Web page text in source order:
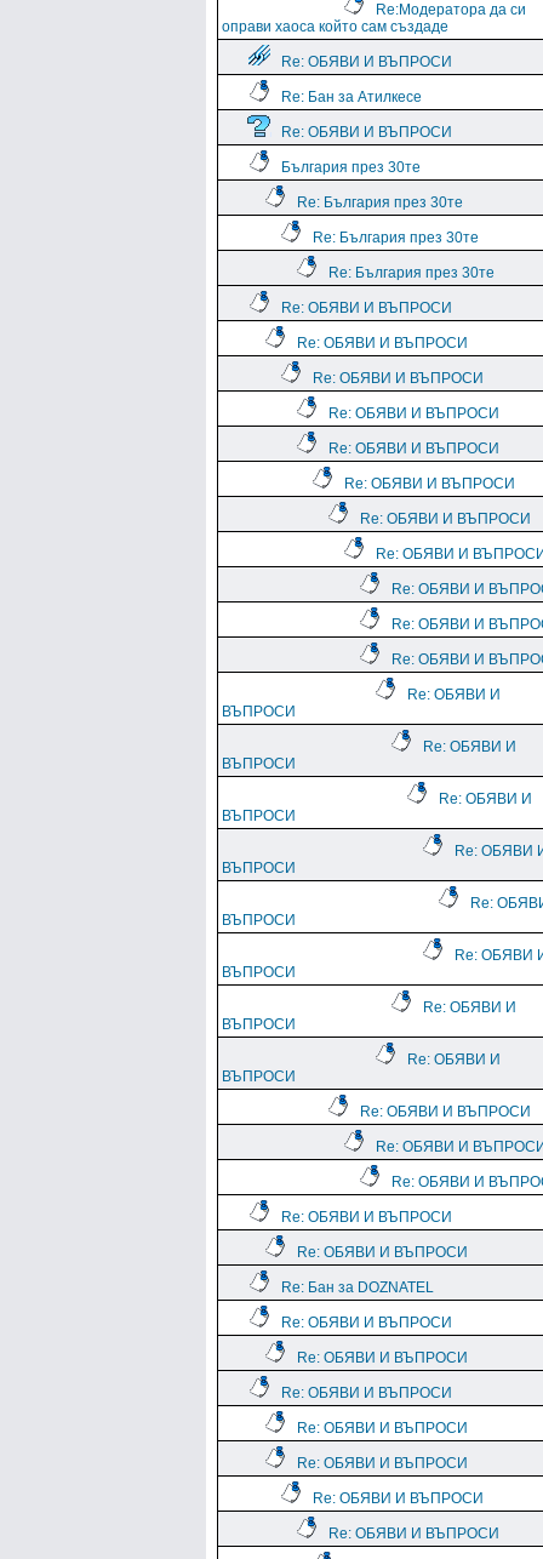
Re:Модератора да си
оправи хаоса който сам създаде
Re: ОБЯВИ И ВЪПРОСИ
Re: Бан за Атилкесе
Re: ОБЯВИ И ВЪПРОСИ
България през 30те
Re: България през 30те
Re: България през 30те
Re: България през 30те
Re: ОБЯВИ И ВЪПРОСИ
Re: ОБЯВИ И ВЪПРОСИ
Re: ОБЯВИ И ВЪПРОСИ
Re: ОБЯВИ И ВЪПРОСИ
Re: ОБЯВИ И ВЪПРОСИ
Re: ОБЯВИ И ВЪПРОСИ
Re: ОБЯВИ И ВЪПРОСИ
Re: ОБЯВИ И
Re: ОБЯВИ И
Re: ОБЯВИ И
Re: ОБЯВИ И
Re: ОБЯВИ И
ВЪПРОСИ
Re: ОБЯВИ И
ВЪПРОСИ
Re: ОБЯВИ И
ВЪПРОСИ
Re: ОБЯВИ
ВЪПРОСИ
Re:
ВЪПРОСИ
Re: ОБЯВИ
ВЪПРОСИ
Re: ОБЯВИ И
ВЪПРОСИ
Re: ОБЯВИ И
ВЪПРОСИ
Re: ОБЯВИ И ВЪПРОСИ
Re: ОБЯВИ И
Re: ОБЯВИ И
Re: ОБЯВИ И ВЪПРОСИ
Re: ОБЯВИ И ВЪПРОСИ
Re: Бан за DOZNATEL
Re: ОБЯВИ И ВЪПРОСИ
Re: ОБЯВИ И ВЪПРОСИ
Re: ОБЯВИ И ВЪПРОСИ
Re: ОБЯВИ И ВЪПРОСИ
Re: ОБЯВИ И ВЪПРОСИ
Re: ОБЯВИ И ВЪПРОСИ
Re: ОБЯВИ И ВЪПРОСИ